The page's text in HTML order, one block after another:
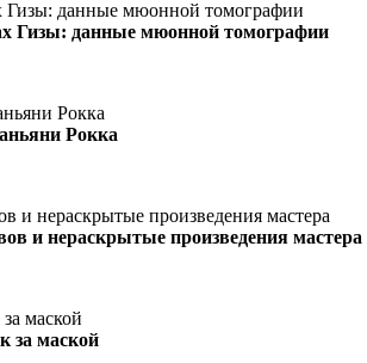
Гизы: данные мюонной томографии
Рокка
и нераскрытые произведения мастера
за маской